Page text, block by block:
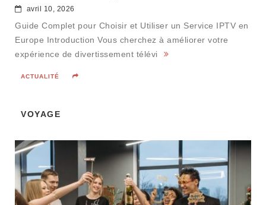
avril 10, 2026
Guide Complet pour Choisir et Utiliser un Service IPTV en
Europe Introduction Vous cherchez à améliorer votre
expérience de divertissement télévi
ACTUALITÉ
VOYAGE